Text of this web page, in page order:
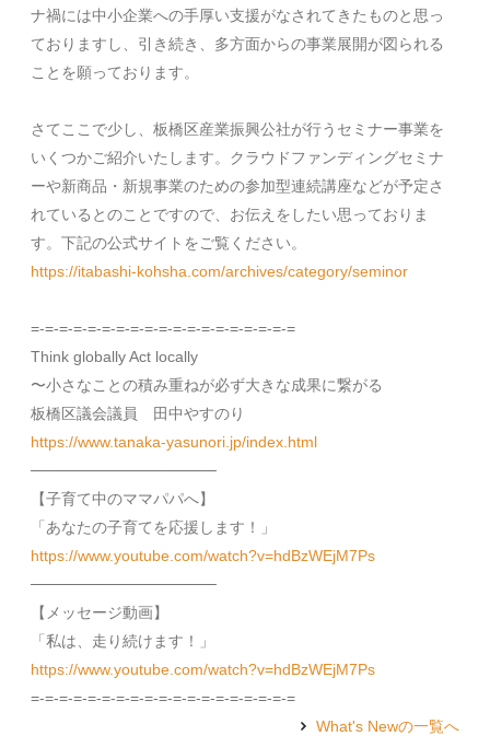
ナ禍には中小企業への手厚い支援がなされてきたものと思っ
ておりますし、引き続き、多方面からの事業展開が図られる
ことを願っております。
さてここで少し、板橋区産業振興公社が行うセミナー事業を
いくつかご紹介いたします。クラウドファンディングセミナ
ーや新商品・新規事業のための参加型連続講座などが予定さ
れているとのことですので、お伝えをしたい思っておりま
す。下記の公式サイトをご覧ください。
https://itabashi-kohsha.com/archives/category/seminor
=-=-=-=-=-=-=-=-=-=-=-=-=-=-=-=-=-=-=
Think globally Act locally
〜小さなことの積み重ねが必ず大きな成果に繋がる
板橋区議会議員 田中やすのり
https://www.tanaka-yasunori.jp/index.html
─────────────────
【子育て中のママパパへ】
「あなたの子育てを応援します！」
https://www.youtube.com/watch?v=hdBzWEjM7Ps
─────────────────
【メッセージ動画】
「私は、走り続けます！」
https://www.youtube.com/watch?v=hdBzWEjM7Ps
=-=-=-=-=-=-=-=-=-=-=-=-=-=-=-=-=-=-=
What's Newの一覧へ